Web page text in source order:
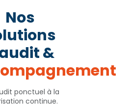
Nos
&
ponctuel à la
continue.